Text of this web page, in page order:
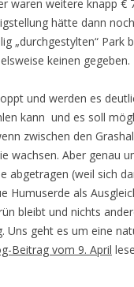
waren weitere knapp €
hätte dann
„durchgestylten“ Park
keinen gegeben.
und werden es
kann und es soll
zwischen den
wachsen. Aber genau
abgetragen (weil sich
Humuserde als
bleibt und nichts
Uns geht es um eine
Beitrag vom 9. April